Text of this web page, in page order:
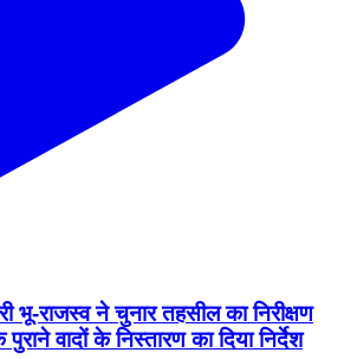
भू-राजस्व ने चुनार तहसील का निरीक्षण
वादों के निस्तारण का दिया निर्देश